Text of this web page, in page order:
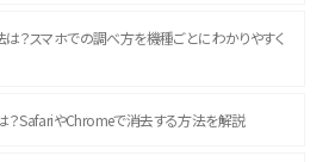
？スマホでの調べ方を機種ごとにわかりやすく
？SafariやChromeで消去する方法を解説